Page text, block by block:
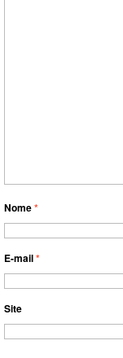
Nome*
E-mail*
Site